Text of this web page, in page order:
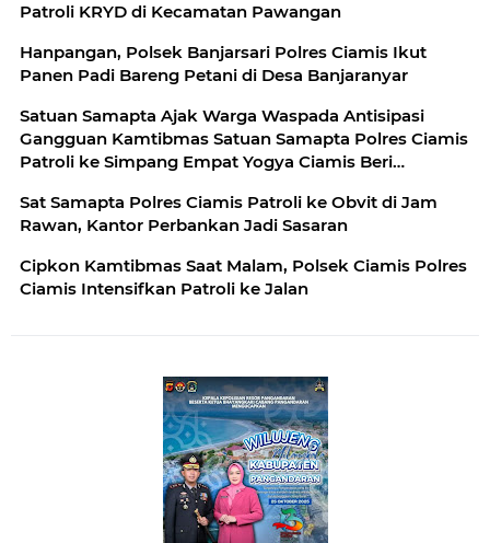
Patroli KRYD di Kecamatan Pawangan
Hanpangan, Polsek Banjarsari Polres Ciamis Ikut
Panen Padi Bareng Petani di Desa Banjaranyar
Satuan Samapta Ajak Warga Waspada Antisipasi
Gangguan Kamtibmas Satuan Samapta Polres Ciamis
Patroli ke Simpang Empat Yogya Ciamis Beri
Samapta Polres Ciamis Beri Himbauan Kamtibmas ke
Warga
Sat Samapta Polres Ciamis Patroli ke Obvit di Jam
Rawan, Kantor Perbankan Jadi Sasaran
Cipkon Kamtibmas Saat Malam, Polsek Ciamis Polres
Ciamis Intensifkan Patroli ke Jalan